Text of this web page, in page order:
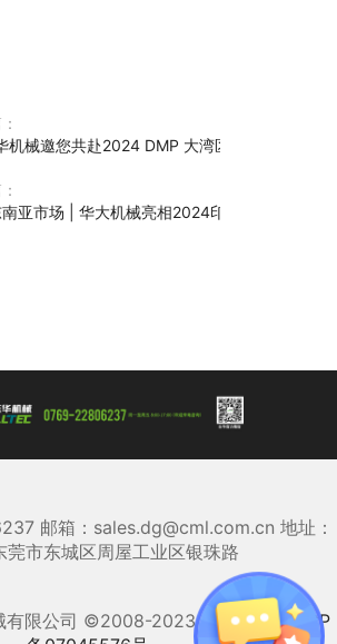
机械邀您共赴2024 DMP 大湾区工业博览会！
亚市场 | 华大机械亮相2024印尼国际塑料展
邮箱：sales.dg@cml.com.cn 地址：
莞市东城区周屋工业区银珠路
有限公司 ©2008-2023 备案号：粤ICP